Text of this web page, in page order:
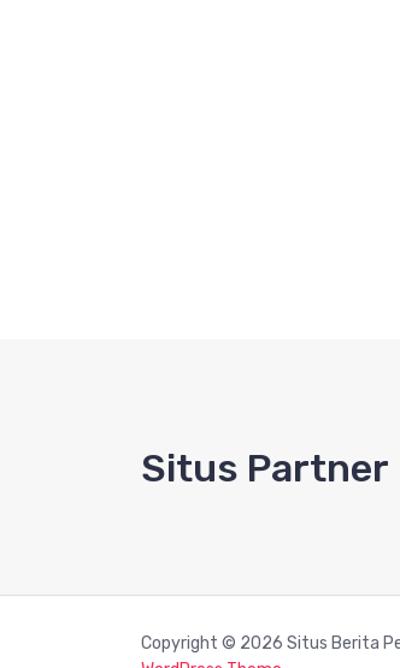
Situs Partner
Copyright © 2026 Situs Berita